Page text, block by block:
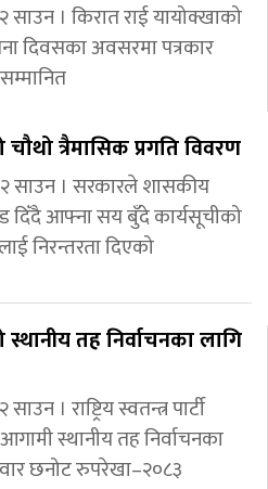
साउन । किरात राई यायोक्खाको
दिवसका अवसरमा पत्रकार
त्रैमासिक प्रगति विवरण
साउन । सरकारले शासकीय
दिँदै आफ्ना सय बुँदे कार्यसूचीको
निरन्तरता दिएको
तह निर्वाचनका लागि
। राष्ट्रिय स्वतन्त्र पार्टी
स्थानीय तह निर्वाचनका
छनोट रुपरेखा–२०८३